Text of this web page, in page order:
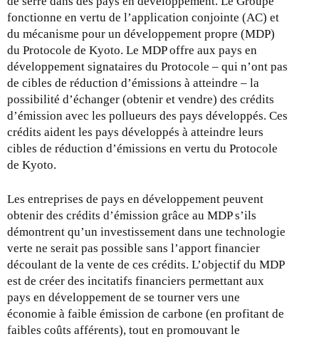
l
)
fonctionne en vertu de l’application conjointe (AC) et
du mécanisme pour un développement propre (MDP)
du Protocole de Kyoto. Le MDP offre aux pays en
développement signataires du Protocole – qui n’ont pas
de cibles de réduction d’émissions à atteindre – la
possibilité d’échanger (obtenir et vendre) des crédits
d’émission avec les pollueurs des pays développés. Ces
crédits aident les pays développés à atteindre leurs
cibles de réduction d’émissions en vertu du Protocole
de Kyoto.
Les entreprises de pays en développement peuvent
obtenir des crédits d’émission grâce au MDP s’ils
démontrent qu’un investissement dans une technologie
verte ne serait pas possible sans l’apport financier
découlant de la vente de ces crédits. L’objectif du MDP
est de créer des incitatifs financiers permettant aux
pays en développement de se tourner vers une
économie à faible émission de carbone (en profitant de
faibles coûts afférents), tout en promouvant le